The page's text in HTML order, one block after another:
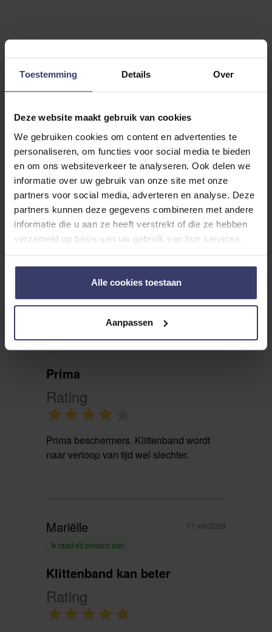
Toestemming Details Over
Deze website maakt gebruik van cookies
We gebruiken cookies om content en advertenties te
personaliseren, om functies voor social media te bieden
en om ons websiteverkeer te analyseren. Ook delen we
informatie over uw gebruik van onze site met onze
partners voor social media, adverteren en analyse. Deze
partners kunnen deze gegevens combineren met andere
informatie die u aan ze heeft verstrekt of die ze hebben
verzameld op basis van uw gebruik van hun services.
Alle cookies toestaan
Aanpassen
Klantenreviews
4.5 2 reviews
More info
Schrijf een review Share your thoughts
with other customers
Top customer reviews
Prima
Rating
Prima beschermers. Klittenband wordt
naar verloop van tijd wel slechter.
Mariëlle
17 mrt 2020
Ik raad dit product aan
Klittenband kan beter
Rating